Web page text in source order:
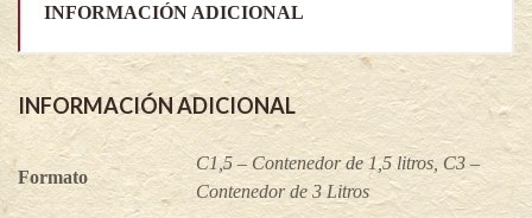
INFORMACIÓN ADICIONAL
INFORMACIÓN ADICIONAL
Formato
C1,5 – Contenedor de 1,5 litros, C3 –
Contenedor de 3 Litros